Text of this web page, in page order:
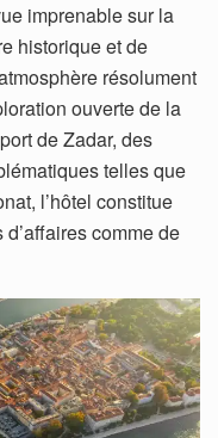
imprenable sur la
historique et de
résolument
ouverte de la
de Zadar, des
telles que
l’hôtel constitue
comme de